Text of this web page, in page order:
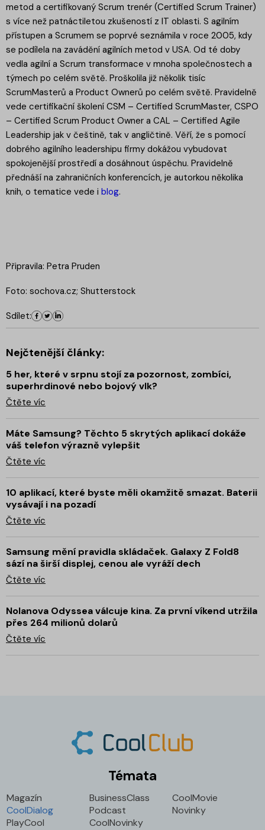
metod a certifikovaný Scrum trenér (Certified Scrum Trainer)
s více než patnáctiletou zkušeností z IT oblasti. S agilním
přístupen a Scrumem se poprvé seznámila v roce 2005, kdy
se podílela na zavádění agilních metod v USA. Od té doby
vedla agilní a Scrum transformace v mnoha společnostech a
týmech po celém světě. Proškolila již několik tisíc
ScrumMasterů a Product Ownerů po celém světě. Pravidelně
vede certifikační školení CSM – Certified ScrumMaster, CSPO
– Certified Scrum Product Owner a CAL – Certified Agile
Leadership jak v češtině, tak v angličtině. Věří, že s pomocí
dobrého agilního leadershipu firmy dokážou vybudovat
spokojenější prostředí a dosáhnout úspěchu. Pravidelně
přednáší na zahraničních konferencích, je autorkou několika
knih, o tematice vede i blog.
Připravila: Petra Pruden
Foto: sochova.cz; Shutterstock
Sdílet:
Nejčtenější články:
5 her, které v srpnu stojí za pozornost, zombíci,
superhrdinové nebo bojový vlk?
Čtěte víc
Máte Samsung? Těchto 5 skrytých aplikací dokáže
váš telefon výrazně vylepšit
Čtěte víc
10 aplikací, které byste měli okamžitě smazat. Baterii
vysávají i na pozadí
Čtěte víc
Samsung mění pravidla skládaček. Galaxy Z Fold8
sází na širší displej, cenou ale vyráží dech
Čtěte víc
Nolanova Odyssea válcuje kina. Za první víkend utržila
přes 264 milionů dolarů
Čtěte víc
Témata
Magazín BusinessClass
CoolMovie
CoolDialog
Podcast
Novinky
PlayCool
CoolNovinky